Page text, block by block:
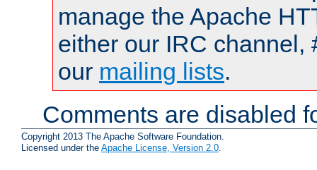
manage the Apache
either our IRC channel,
our mailing lists.
Comments are disabled
Copyright 2013 The Apache Software Foundation.
Licensed under the Apache License, Version 2.0.